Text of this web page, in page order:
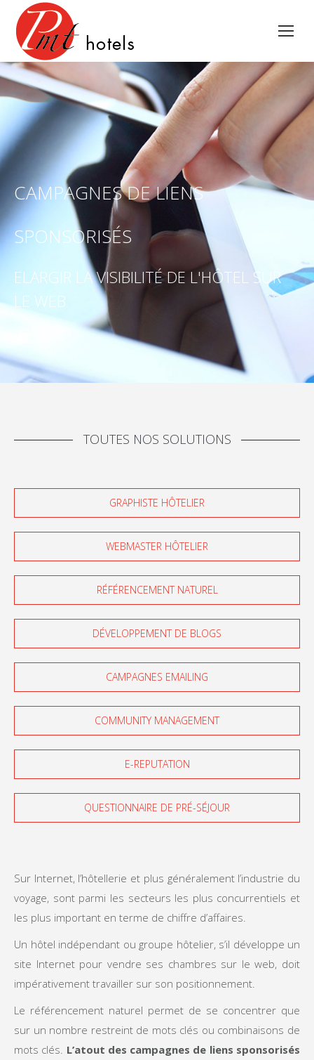
CAMPAGNES DE LIENS
SPONSORISÉS
ELARGIR LA VISIBILITÉ DE L'HÔTEL SUR
LE WEB
TOUTES NOS SOLUTIONS
GRAPHISTE HÔTELIER
WEBMASTER HÔTELIER
RÉFÉRENCEMENT NATUREL
DÉVELOPPEMENT DE BLOGS
CAMPAGNES EMAILING
COMMUNITY MANAGEMENT
E-REPUTATION
QUESTIONNAIRE DE PRÉ-SÉJOUR
Sur Internet, l’hôtellerie et plus généralement l’industrie du
voyage, sont parmi les secteurs les plus concurrentiels et
les plus important en terme de chiffre d’affaires.
Un hôtel indépendant ou groupe hôtelier, s’il développe un
site Internet pour vendre ses chambres sur le web, doit
impérativement travailler sur son positionnement.
Le référencement naturel permet de se concentrer que
sur un nombre restreint de mots clés ou combinaisons de
mots clés. L’atout des campagnes de liens sponsorisés